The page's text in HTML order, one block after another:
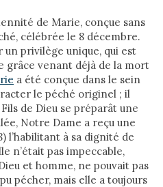
de Marie, conçue sans
célébrée le 8 décembre.
un privilège unique, qui est
grâce venant déjà de la mort
a été conçue dans le sein
le péché originel ; il
de Dieu se préparât une
Notre Dame a reçu une
l’habilitant à sa dignité de
n’était pas impeccable,
et homme, ne pouvait pas
pécher, mais elle a toujours